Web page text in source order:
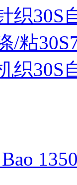
织30S
/粘
织30S